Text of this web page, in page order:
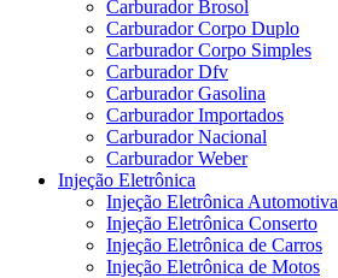
Carburador Brosol
Carburador Corpo Duplo
Carburador Corpo Simples
Carburador Dfv
Carburador Gasolina
Carburador Importados
Carburador Nacional
Carburador Weber
Injeção Eletrônica
Injeção Eletrônica Automotiva
Injeção Eletrônica Conserto
Injeção Eletrônica de Carros
Injeção Eletrônica de Motos